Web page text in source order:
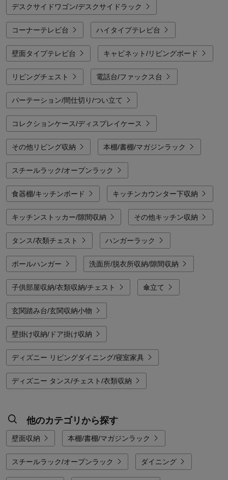
を演出する木製やおしゃれな木目調、すっきり清潔感のあるホワイトカラー塗
装など様々。こだわりのインテリアにはミックス素材やミックスカラーのもの
収納が見つかります。
デスクサイドワゴン/デスクサイドラック
コーナーテレビ台 ハイタイプテレビ台
壁面タイプテレビ台 キャビネット/リビングボード
リビングチェスト 電話台/ファックス台
パーテーション/間仕切り/つい立て
コレクションケース/ディスプレイケース
その他リビング収納 本棚/書棚/マガジンラック
スチールラック/オープンラック
食器棚/キッチンボード キッチンカウンター下収納
キッチンストッカー/隙間収納 その他キッチン収納
タンス/衣類チェスト ハンガーラック
ポールハンガー 洗面所/脱衣所収納/隙間収納
子供部屋収納/衣類収納/チェスト 傘立て
玄関踏み台/玄関収納小物
壁掛け収納/ドア掛け収納
ディズニー リビングダイニング/寝室家具
ディズニー タンス/チェスト/衣類収納
他のカテゴリから探す
壁面収納 本棚/書棚/マガジンラック
スチールラック/オープンラック ダイニング